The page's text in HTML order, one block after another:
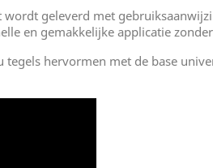
wordt geleverd met
en gemakkelijke applicatie
tegels hervormen met de base